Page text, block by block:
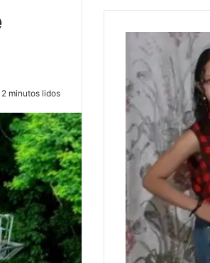
2 minutos lidos